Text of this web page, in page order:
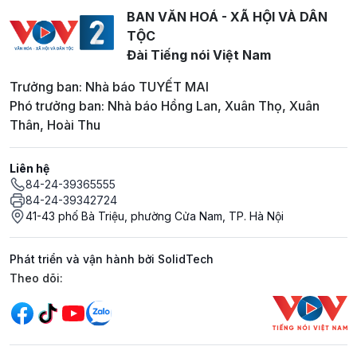
BAN VĂN HOÁ - XÃ HỘI VÀ DÂN
TỘC
Đài Tiếng nói Việt Nam
Trưởng ban: Nhà báo TUYẾT MAI
Phó trưởng ban: Nhà báo Hồng Lan, Xuân Thọ, Xuân
Thân, Hoài Thu
Liên hệ
84-24-39365555
84-24-39342724
41-43 phố Bà Triệu, phường Cửa Nam, TP. Hà Nội
Phát triển và vận hành bởi SolidTech
Mạng xã hội
Theo dõi: